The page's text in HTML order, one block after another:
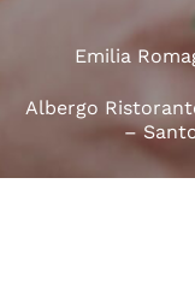
Emilia
Albergo
–